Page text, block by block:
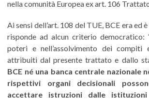
nella comunità Europea ex art. 106
Ai sensi dell’art. 108 del TUE, BCE era ed
risponde ad alcun criterio democratico:
poteri e nell’assolvimento dei
attribuiti dal presente trattato e dallo
BCE né una banca centrale nazionale
rispettivi organi decisionali
accettare istruzioni dalle